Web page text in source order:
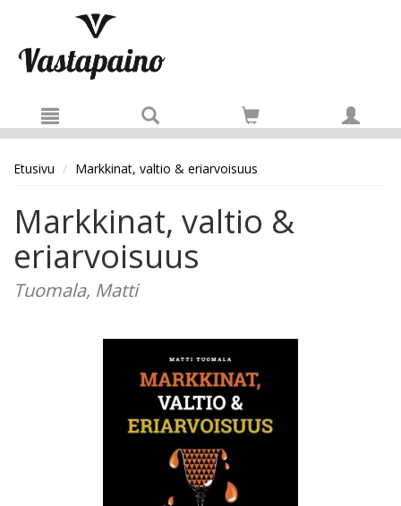
Etusivu Markkinat, valtio & eriarvoisuus
Markkinat, valtio &
eriarvoisuus
Tuomala, Matti